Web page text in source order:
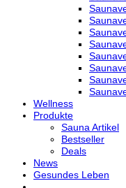
Wellness
Produkte
Sauna Artikel
Bestseller
Deals
News
Gesundes Leben